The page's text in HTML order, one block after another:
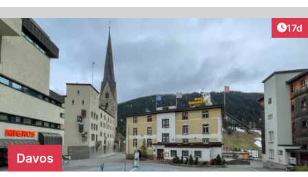
17d
Davos